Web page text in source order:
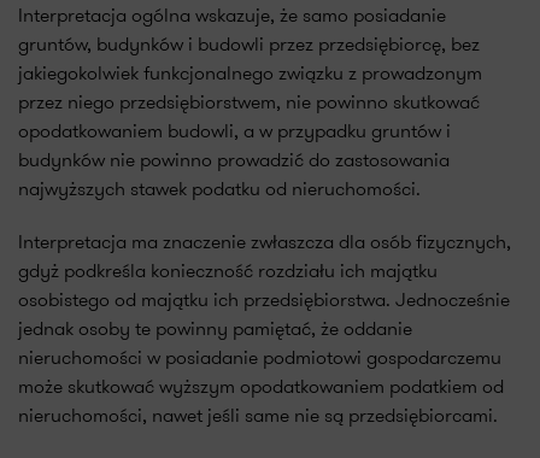
Interpretacja ogólna wskazuje, że samo posiadanie
gruntów, budynków i budowli przez przedsiębiorcę, bez
jakiegokolwiek funkcjonalnego związku z prowadzonym
przez niego przedsiębiorstwem, nie powinno skutkować
opodatkowaniem budowli, a w przypadku gruntów i
budynków nie powinno prowadzić do zastosowania
najwyższych stawek podatku od nieruchomości.
Interpretacja ma znaczenie zwłaszcza dla osób fizycznych,
gdyż podkreśla konieczność rozdziału ich majątku
osobistego od majątku ich przedsiębiorstwa. Jednocześnie
jednak osoby te powinny pamiętać, że oddanie
nieruchomości w posiadanie podmiotowi gospodarczemu
może skutkować wyższym opodatkowaniem podatkiem od
nieruchomości, nawet jeśli same nie są przedsiębiorcami.